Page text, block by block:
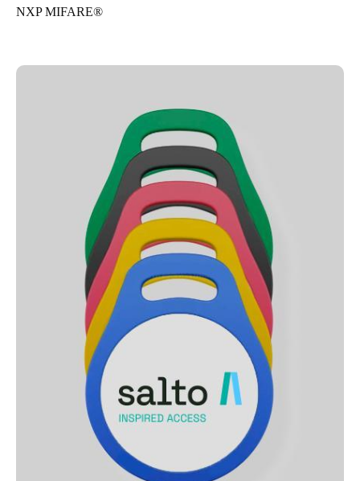
NXP MIFARE®